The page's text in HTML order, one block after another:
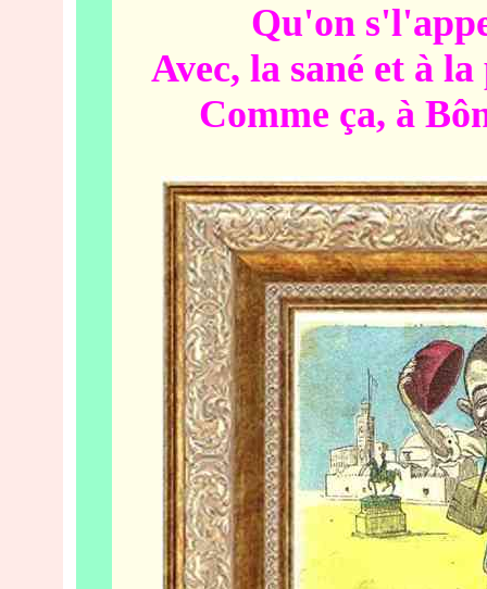
Qu'on
Avec, la sané et à
Comme ça, à